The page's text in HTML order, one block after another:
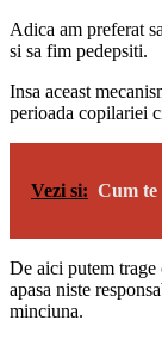
Adica am preferat
si sa fim pedepsiti.
Insa aceast
perioada copilariei
Vezi si: Cum te
De aici putem trage
apasa niste
minciuna.